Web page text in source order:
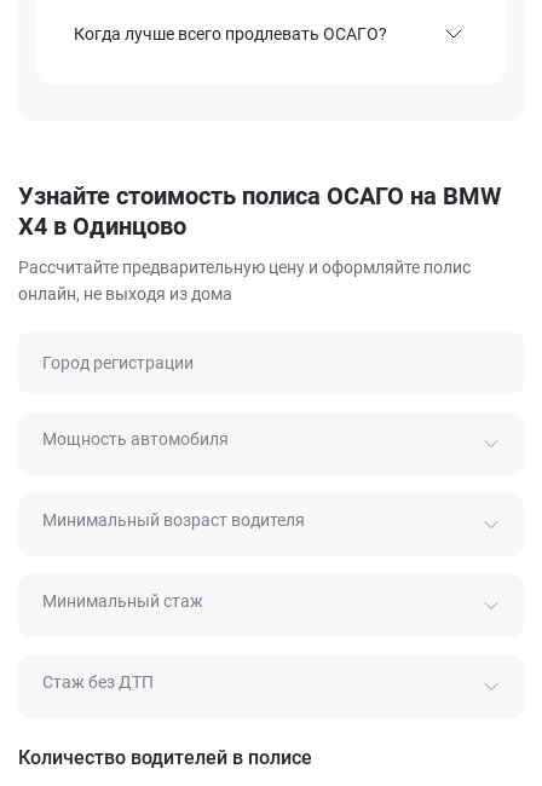
Когда лучше всего продлевать ОСАГО?
Узнайте стоимость полиса ОСАГО на BMW
X4 в Одинцово
Рассчитайте предварительную цену и оформляйте полис
онлайн, не выходя из дома
Город регистрации
Мощность автомобиля
Минимальный возраст водителя
Минимальный стаж
Стаж без ДТП
Количество водителей в полисе